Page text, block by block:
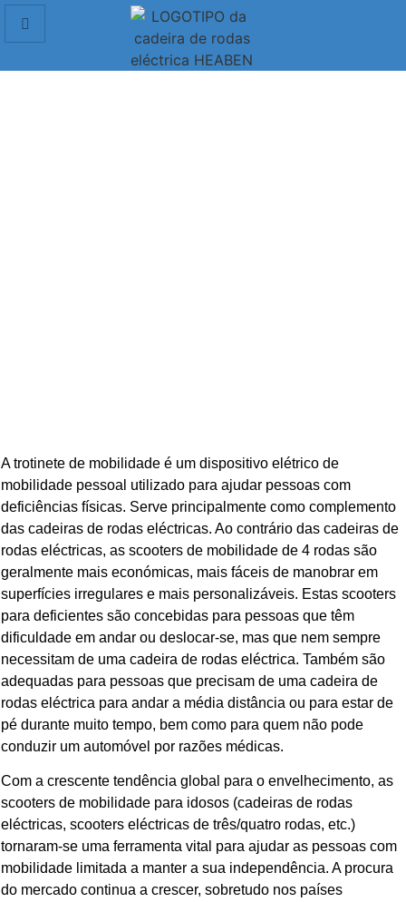
A trotinete de mobilidade é um dispositivo elétrico de
mobilidade pessoal utilizado para ajudar pessoas com
deficiências físicas. Serve principalmente como complemento
das cadeiras de rodas eléctricas. Ao contrário das cadeiras de
rodas eléctricas, as scooters de mobilidade de 4 rodas são
geralmente mais económicas, mais fáceis de manobrar em
superfícies irregulares e mais personalizáveis. Estas scooters
para deficientes são concebidas para pessoas que têm
dificuldade em andar ou deslocar-se, mas que nem sempre
necessitam de uma cadeira de rodas eléctrica. Também são
adequadas para pessoas que precisam de uma cadeira de
rodas eléctrica para andar a média distância ou para estar de
pé durante muito tempo, bem como para quem não pode
conduzir um automóvel por razões médicas.
Com a crescente tendência global para o envelhecimento, as
scooters de mobilidade para idosos (cadeiras de rodas
eléctricas, scooters eléctricas de três/quatro rodas, etc.)
tornaram-se uma ferramenta vital para ajudar as pessoas com
mobilidade limitada a manter a sua independência. A procura
do mercado continua a crescer, sobretudo nos países